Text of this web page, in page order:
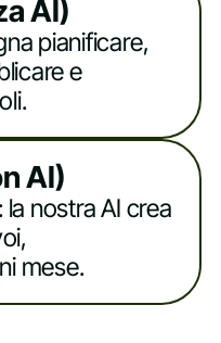
AI)
pianificare,
e
AI)
nostra AI crea
mese.